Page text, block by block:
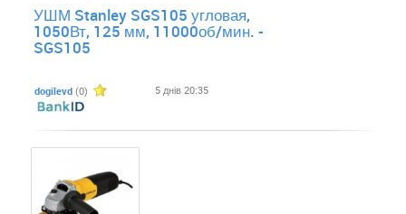
УШМ Stanley SGS105 угловая,
1050Вт, 125 мм, 11000об/мин. -
SGS105
dogilevd (0) 5 днів 20:35